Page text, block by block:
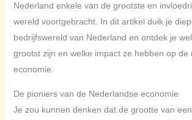
Nederland enkele van de grootste en
wereld voortgebracht. In dit artikel duik je
bedrijfswereld van Nederland en ontdek je
grootst zijn en welke impact ze hebben op de
economie.
De pioniers van de Nederlandse economie
Je zou kunnen denken dat de grootte van